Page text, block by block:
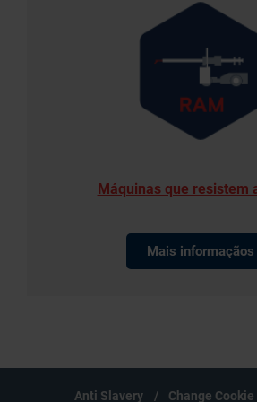
Máquinas que resistem
Mais informaçãos
RAM_Sales@rhimagnesita.com
Anti Slavery Change